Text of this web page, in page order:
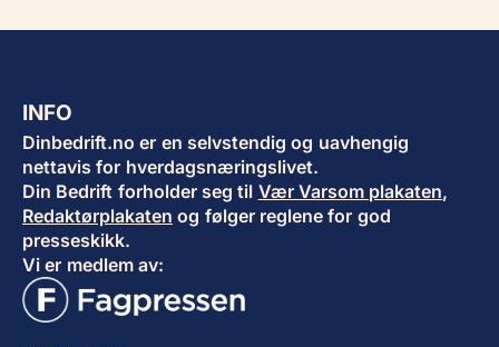
INFO
Dinbedrift.no er en selvstendig og uavhengig
nettavis for hverdagsnæringslivet.
Din Bedrift forholder seg til Vær Varsom plakaten,
Redaktørplakaten og følger reglene for god
presseskikk.
Vi er medlem av: